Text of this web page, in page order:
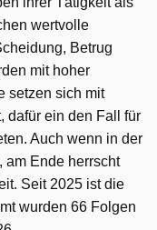
wertvolle
Betrug
mit hoher
setzen sich mit
dafür ein den Fall für
Auch wenn in der
am Ende herrscht
Seit 2025 ist die
wurden 66 Folgen